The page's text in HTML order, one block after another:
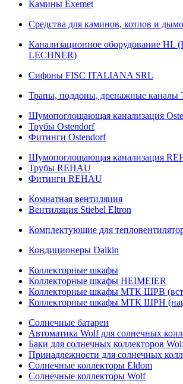
Камины Exemet
Средства для каминов, котлов и
Канализационное оборудование HL
LECHNER)
Сифоны FISC ITALIANA SRL
Трапы, поддоны, дренажные каналы
Шумопоглощающая канализация
Трубы Ostendorf
Фитинги Ostendorf
Шумопоглощающая канализация
Трубы REHAU
Фитинги REHAU
Комнатная вентиляция
Вентиляция Stiebel Eltron
Комплектующие для
Кондиционеры Daikin
Коллекторные шкафы
Коллекторные шкафы HEIMEIER
Коллекторные шкафы МТК ШРВ
Коллекторные шкафы МТК ШРН
Солнечные батареи
Автоматика Wolf для солнечных
Баки для солнечных коллекторов
Принадлежности для солнечных
Солнечные коллекторы Eldom
Солнечные коллекторы Wolf